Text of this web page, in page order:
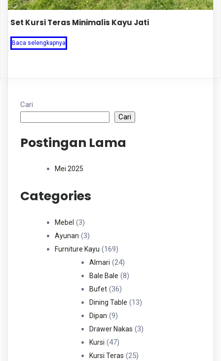
Set Kursi Teras Minimalis Kayu Jati
Baca selengkapnya
Cari
Cari
Postingan Lama
Mei 2025
Categories
Mebel 33
Produk
Ayunan 33
Produk
Furniture Kayu 169169
Produk
Almari 2424
Produk
Bale Bale 88
Bufet 3636
Produk
Dining Table 1313
Dipan 99
Produk
Drawer Nakas 33
Kursi 4747
Produk
Kursi Teras 2525